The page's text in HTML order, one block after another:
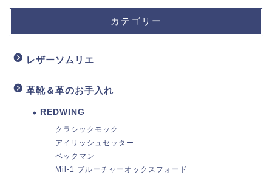
カテゴリー
レザーソムリエ
革靴＆革のお手入れ
REDWING
クラシックモック
アイリッシュセッター
ベックマン
Mil-1 ブルーチャーオックスフォード